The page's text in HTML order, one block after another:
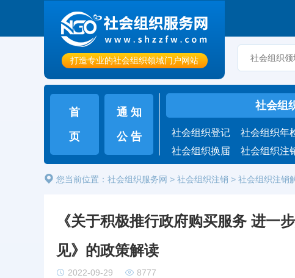
打造专业的社会组织领域门户网站
首
页
通 知
公 告
社会组
社会组织登记 社会组织年
社会组织换届
社会组织注
您当前位置： 社会组织服务网 > 社会组织注销 > 社会组织注销
《关于积极推行政府购买服务 进一
见》的政策解读
2022-09-29 8777